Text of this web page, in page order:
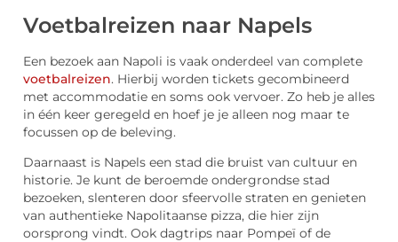
Voetbalreizen naar Napels
Een bezoek aan Napoli is vaak onderdeel van complete
voetbalreizen. Hierbij worden tickets gecombineerd
met accommodatie en soms ook vervoer. Zo heb je alles
in één keer geregeld en hoef je je alleen nog maar te
focussen op de beleving.
Daarnaast is Napels een stad die bruist van cultuur en
historie. Je kunt de beroemde ondergrondse stad
bezoeken, slenteren door sfeervolle straten en genieten
van authentieke Napolitaanse pizza, die hier zijn
oorsprong vindt. Ook dagtrips naar Pompeï of de